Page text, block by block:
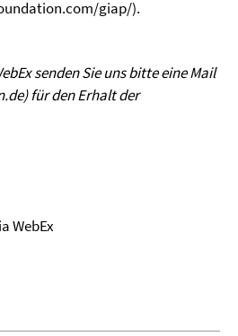
giap/).
senden Sie uns bitte eine Mail
für den Erhalt der
WebEx